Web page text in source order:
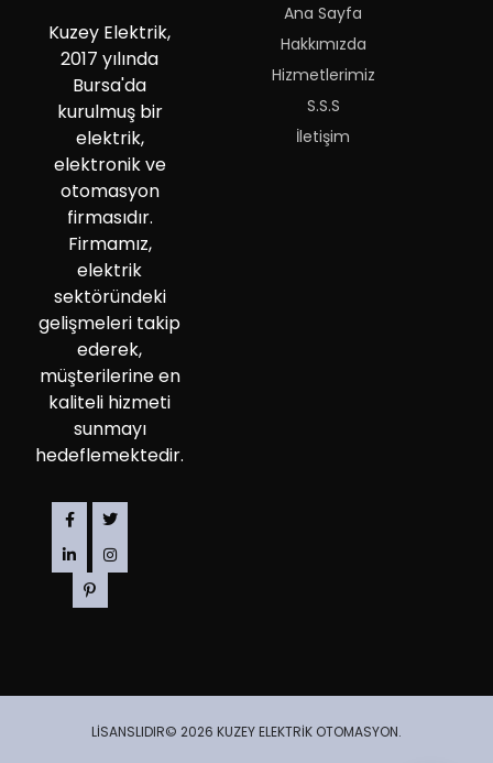
Kuzey Elektrik,
2017 yılında
Bursa'da
kurulmuş bir
elektrik,
elektronik ve
otomasyon
firmasıdır.
Firmamız,
elektrik
sektöründeki
gelişmeleri takip
ederek,
müşterilerine en
kaliteli hizmeti
sunmayı
hedeflemektedir.
Ana Sayfa
Hakkımızda
Hizmetlerimiz
S.S.S
İletişim
LİSANSLIDIR© 2026 KUZEY ELEKTRİK OTOMASYON.